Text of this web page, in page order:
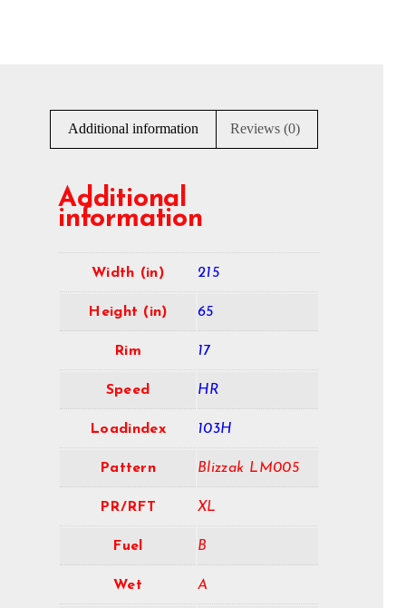
Additional information Reviews (0)
Additional
information
Width (in) 215
Height (in) 65
Rim 17
Speed HR
Loadindex 103H
Pattern Blizzak LM005
PR/RFT XL
Fuel B
Wet A